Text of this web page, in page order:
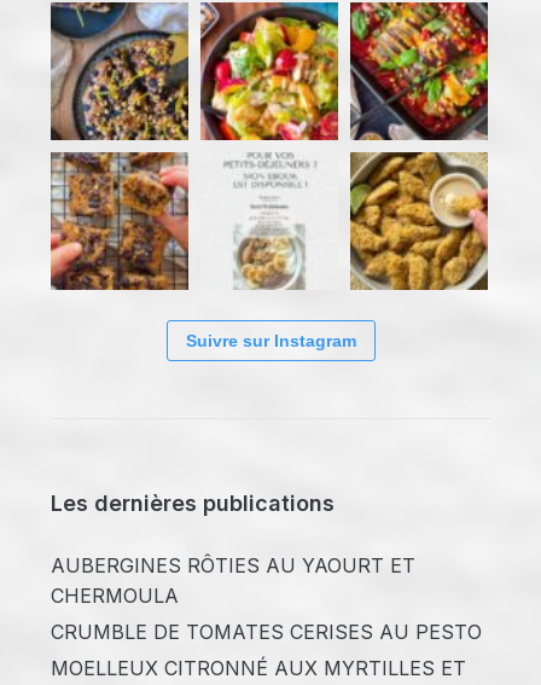
Suivre sur Instagram
Les dernières publications
AUBERGINES RÔTIES AU YAOURT ET
CHERMOULA
CRUMBLE DE TOMATES CERISES AU PESTO
MOELLEUX CITRONNÉ AUX MYRTILLES ET